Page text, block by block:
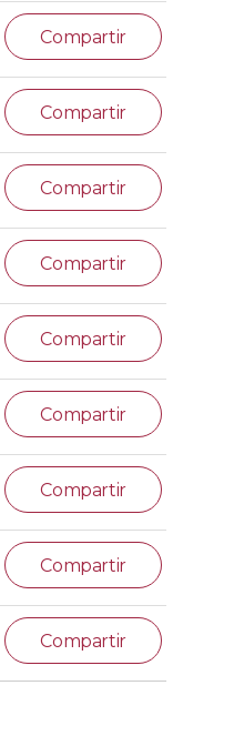
Compartir
Compartir
Compartir
Compartir
Compartir
Compartir
Compartir
Compartir
Compartir